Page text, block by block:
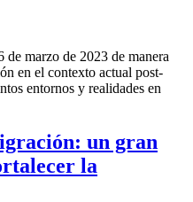
marzo de 2023 de manera
en el contexto actual post-
entornos y realidades en
un gran
la